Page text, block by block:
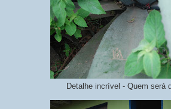
Detalhe incrível - Quem será